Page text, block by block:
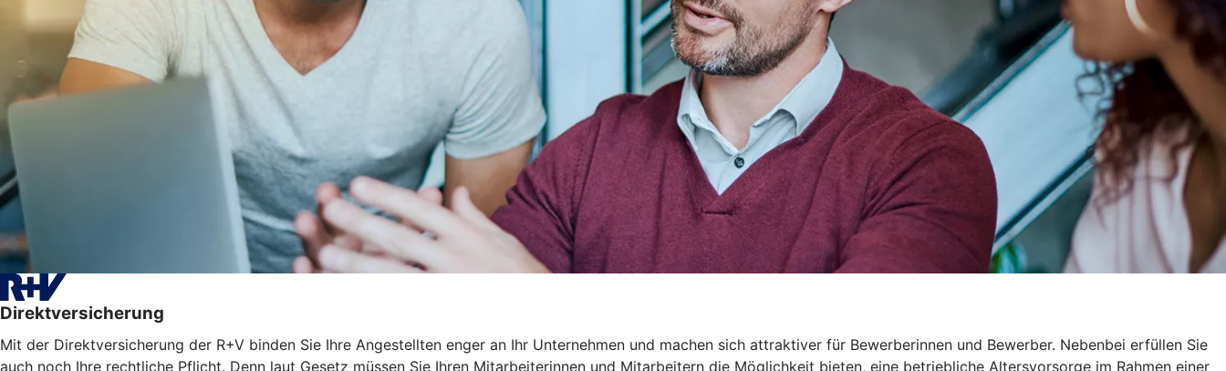
Direktversicherung
Mit der Direktversicherung der R+V binden Sie Ihre Angestellten enger an Ihr Unternehmen und machen sich attraktiver für Bewerberinnen und Bewerber. Nebenbei erfüllen Sie
auch noch Ihre rechtliche Pflicht. Denn laut Gesetz müssen Sie Ihren Mitarbeiterinnen und Mitarbeitern die Möglichkeit bieten, eine betriebliche Altersvorsorge im Rahmen einer